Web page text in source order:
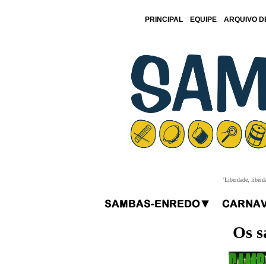
PRINCIPAL EQUIPE ARQUIVO
'Liberdade,
Os